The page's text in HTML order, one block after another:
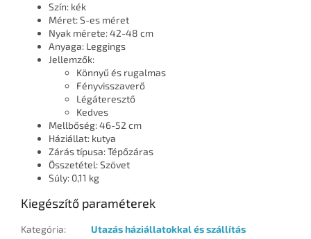
Szín: kék
Méret: S-es méret
Nyak mérete: 42-48 cm
Anyaga: Leggings
Jellemzők:
Könnyű és rugalmas
Fényvisszaverő
Légáteresztő
Kedves
Mellbőség: 46-52 cm
Háziállat: kutya
Zárás típusa: Tépőzáras
Összetétel: Szövet
Súly: 0,11 kg
Kiegészítő paraméterek
Kategória:
Utazás háziállatokkal és szállítás